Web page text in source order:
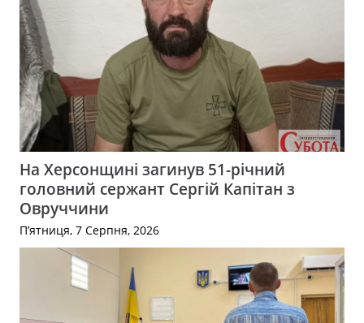
На Херсонщині загинув 51-річний
головний сержант Сергій Капітан з
Овруччини
П’ятниця, 7 Серпня, 2026